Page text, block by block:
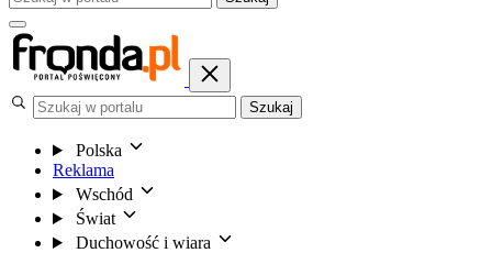
Szukaj
Polska
Reklama
Wschód
Świat
Duchowość i wiara